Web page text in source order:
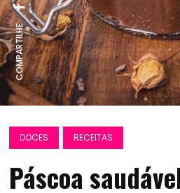
COMPARTILHE:
DOCES RECEITAS
Páscoa